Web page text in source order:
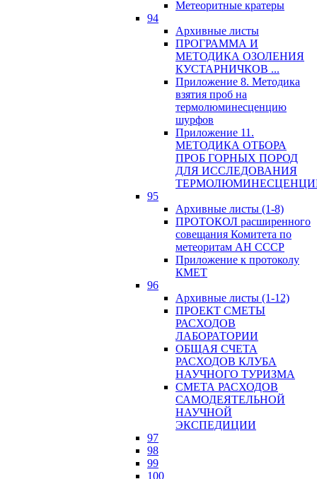
Метеоритные кратеры
94
Архивные листы
ПРОГРАММА И
МЕТОДИКА ОЗОЛЕНИЯ
КУСТАРНИЧКОВ ...
Приложение 8. Методика
взятия проб на
термолюминесценцию
шурфов
Приложение 11.
МЕТОДИКА ОТБОРА
ПРОБ ГОРНЫХ ПОРОД
ДЛЯ ИССЛЕДОВАНИЯ
95
Архивные листы (1-8)
ПРОТОКОЛ расширенного
совещания Комитета по
метеоритам АН СССР
Приложение к протоколу
КМЕТ
96
Архивные листы (1-12)
ПРОЕКТ СМЕТЫ
РАСХОДОВ
ЛАБОРАТОРИИ
ОБЩАЯ СЧЕТА
РАСХОДОВ КЛУБА
НАУЧНОГО ТУРИЗМА
СМЕТА РАСХОДОВ
САМОДЕЯТЕЛЬНОЙ
НАУЧНОЙ
ЭКСПЕДИЦИИ
97
98
99
100